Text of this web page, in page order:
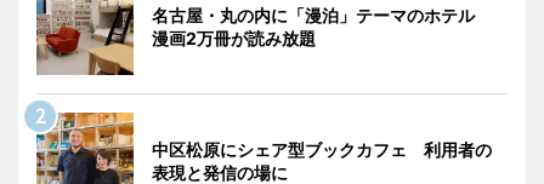
名古屋・丸の内に「漫泊」テーマのホテル
漫画2万冊が読み放題
中区松原にシェア型ブックカフェ 利用者の
表現と発信の場に